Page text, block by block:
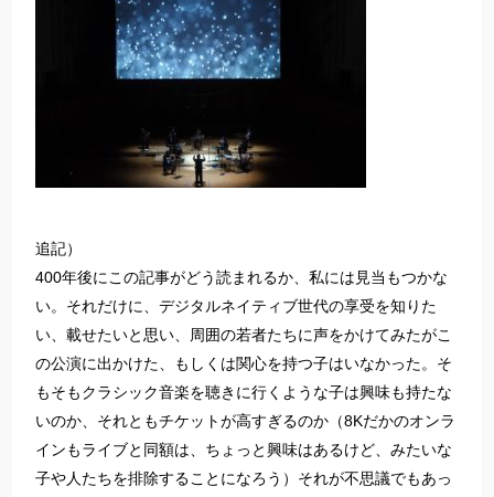
追記）
400年後にこの記事がどう読まれるか、私には見当もつかな
い。それだけに、デジタルネイティブ世代の享受を知りた
い、載せたいと思い、周囲の若者たちに声をかけてみたがこ
の公演に出かけた、もしくは関心を持つ子はいなかった。そ
もそもクラシック音楽を聴きに行くような子は興味も持たな
いのか、それともチケットが高すぎるのか（8Kだかのオンラ
インもライブと同額は、ちょっと興味はあるけど、みたいな
子や人たちを排除することになろう）それが不思議でもあっ